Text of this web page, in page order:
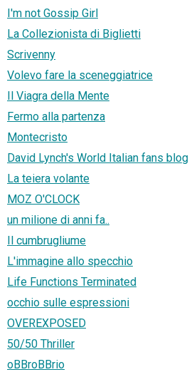
I'm not Gossip Girl
La Collezionista di Biglietti
Scrivenny
Volevo fare la sceneggiatrice
Il Viagra della Mente
Fermo alla partenza
Montecristo
David Lynch's World Italian fans blog
La teiera volante
MOZ O'CLOCK
un milione di anni fa..
Il cumbrugliume
L'immagine allo specchio
Life Functions Terminated
occhio sulle espressioni
OVEREXPOSED
50/50 Thriller
oBBroBBrio